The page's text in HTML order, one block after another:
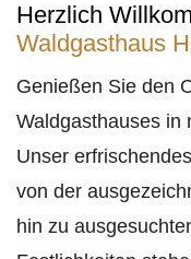
Herzlich
Waldgasthaus
Genießen Sie den
Waldgasthauses in
Unser
von der
hin zu